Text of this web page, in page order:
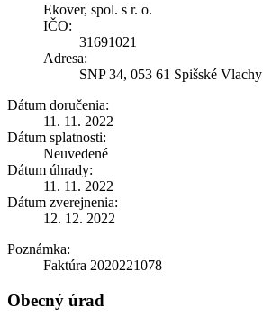
Ekover, spol. s r. o.
IČO:
31691021
Adresa:
SNP 34, 053 61 Spišské Vlachy
Dátum doručenia:
11. 11. 2022
Dátum splatnosti:
Neuvedené
Dátum úhrady:
11. 11. 2022
Dátum zverejnenia:
12. 12. 2022
Poznámka:
Faktúra 2020221078
Obecný úrad